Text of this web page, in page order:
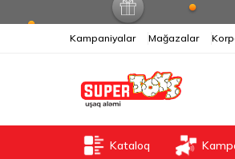
Kampaniyalar Mağazalar
Kataloq